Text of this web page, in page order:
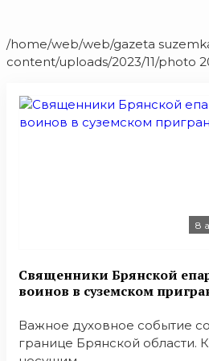
/home/web/web/gazeta
content/uploads/2023/11/photo
8
Священники Брянской
воинов в суземском
Важное духовное событие
границе Брянской области.